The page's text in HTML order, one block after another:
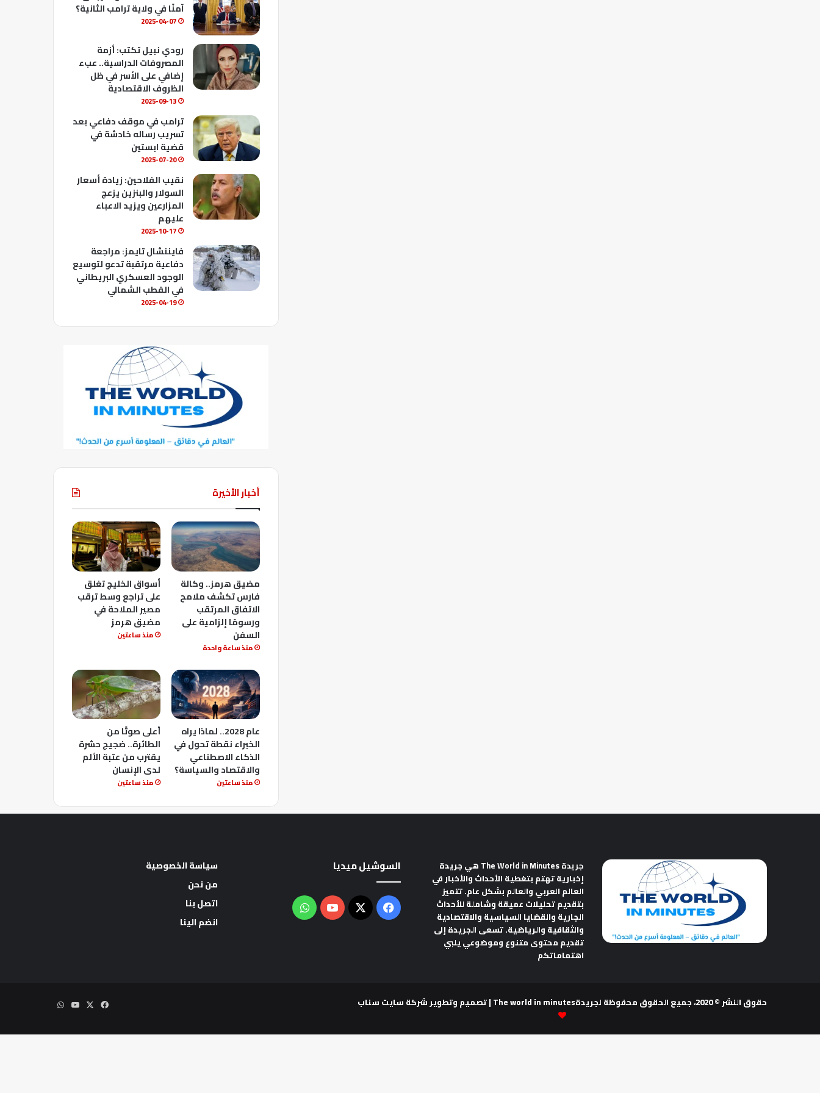
b
e
آمنًا في ولاية ترامب الثانية؟
2025-04-07
رودي نبيل تكتب: أزمة
المصروفات الدراسية.. عبء
إضافي على الأسر في ظل
الظروف الاقتصادية
2025-09-13
ترامب في موقف دفاعي بعد
تسريب رساله خادشة في
قضية ابستين
2025-07-20
نقيب الفلاحين: زيادة أسعار
السولار والبنزين يزعج
المزارعين ويزيد الاعباء
عليهم
2025-10-17
فايننشال تايمز: مراجعة
دفاعية مرتقبة تدعو لتوسيع
الوجود العسكري البريطاني
في القطب الشمالي
2025-04-19
أخبار الأخيرة
مضيق هرمز.. وكالة
فارس تكشف ملامح
الاتفاق المرتقب
ورسومًا إلزامية على
السفن
منذ ساعة واحدة
أسواق الخليج تغلق
على تراجع وسط ترقب
مصير الملاحة في
مضيق هرمز
منذ ساعتين
عام 2028.. لماذا يراه
الخبراء نقطة تحول في
الذكاء الاصطناعي
والاقتصاد والسياسة؟
منذ ساعتين
أعلى صوتًا من
الطائرة.. ضجيج حشرة
يقترب من عتبة الألم
لدى الإنسان
منذ ساعتين
جريدة The World in Minutes
هي جريدة
إخبارية تهتم بتغطية الأحداث والأخبار في
العالم العربي والعالم بشكل عام. تتميز
بتقديم تحليلات عميقة وشاملة للأحداث
الجارية والقضايا السياسية والاقتصادية
والثقافية والرياضية. تسعى الجريدة إلى
تقديم محتوى متنوع وموضوعي يلبي
اهتماماتكم
السوشيل ميديا
فيسبوك
‫X
‫YouTubeواتساب
سياسة الخصوصية
من نحن
اتصل بنا
انضم الينا
حقوق النشر © 2020، جميع الحقوق محفوظة لجريدةThe world in minutes | تصميم وتطوير شركة سايت سناب فيسبوك ‫YouTube